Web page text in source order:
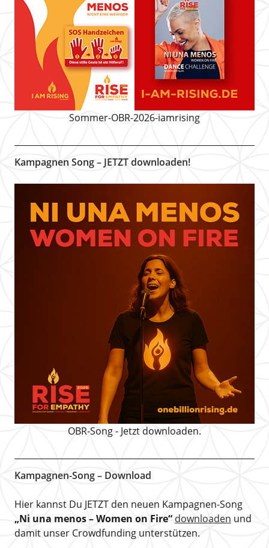
Sommer-OBR-2026-iamrising
Kampagnen Song – JETZT downloaden!
OBR-Song - Jetzt downloaden.
Kampagnen-Song – Download
Hier kannst Du JETZT den neuen Kampagnen-Song
„Ni una menos – Women on Fire“downloaden und
damit unser Crowdfunding unterstützen.